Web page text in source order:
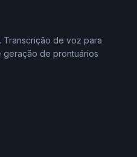
Transcrição de voz para
geração de prontuários